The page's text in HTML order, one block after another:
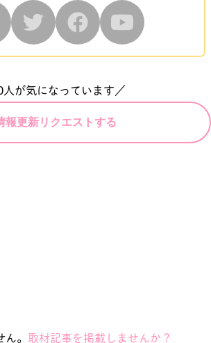
人が気になっています／
報更新リクエストする
。 取材記事を掲載しませんか？